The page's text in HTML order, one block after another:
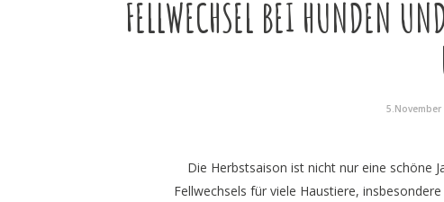
FELLWECHSEL BEI HUNDEN
5.November
Die Herbstsaison ist nicht nur eine schöne
Fellwechsels für viele Haustiere,